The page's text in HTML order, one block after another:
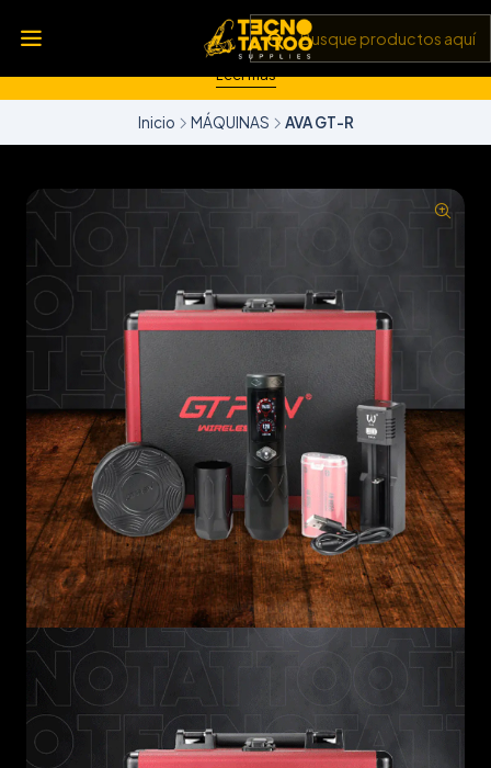
💥 Insumos, máquinas y tecnología de punta 💻 Todo lo que
necesitas para llevar tu arte al siguiente nivel 🎨 Calidad garantizada
Leer más
Inicio MÁQUINAS AVA GT-R